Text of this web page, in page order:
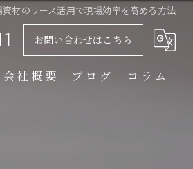
資材のリース活用で現場効率を高める方法
お問い合わせはこちら
会社概要 ブログ コラム